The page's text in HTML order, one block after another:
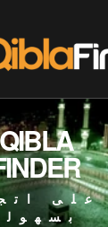
على